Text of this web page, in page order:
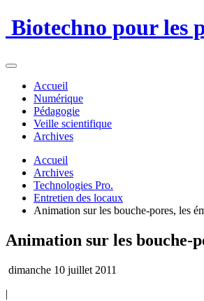
Biotechno pour les
Accueil
Numérique
Pédagogie
Veille scientifique
Archives
Accueil
Archives
Technologies Pro.
Entretien des locaux
Animation sur les bouche-pores, les
Animation sur les bouche-
dimanche 10 juillet 2011
|